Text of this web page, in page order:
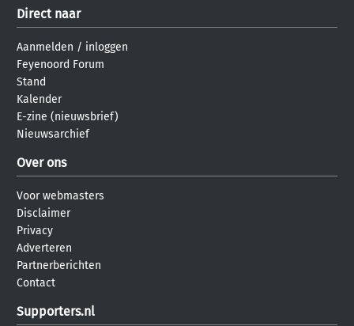
Direct naar
Aanmelden / inloggen
Feyenoord Forum
Stand
Kalender
E-zine (nieuwsbrief)
Nieuwsarchief
Over ons
Voor webmasters
Disclaimer
Privacy
Adverteren
Partnerberichten
Contact
Supporters.nl